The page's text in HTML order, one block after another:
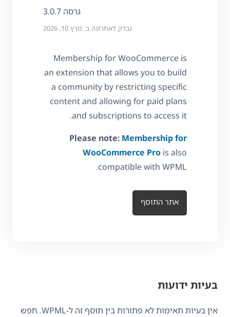
גרסה 3.0.7
נבדק לאחרונה ב: מרץ 10, 2026
Membership for WooCommerce is
an extension that allows you to build
a community by restricting specific
content and allowing for paid plans
and subscriptions to access it.
Please note: Membership for
WooCommerce Pro is also
compatible with WPML.
אתר התוסף
בעיות ידועות
אין בעיות תאימות לא פתורות בין תוסף זה ל-WPML. חפש